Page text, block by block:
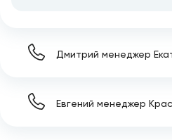
Евгений менеджер
Дмитрий менеджер